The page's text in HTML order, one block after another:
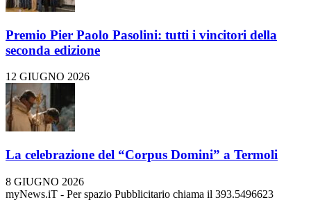
Premio Pier Paolo Pasolini: tutti i vincitori della
seconda edizione
12 GIUGNO 2026
La celebrazione del “Corpus Domini” a Termoli
8 GIUGNO 2026
myNews.iT - Per spazio Pubblicitario chiama il 393.5496623